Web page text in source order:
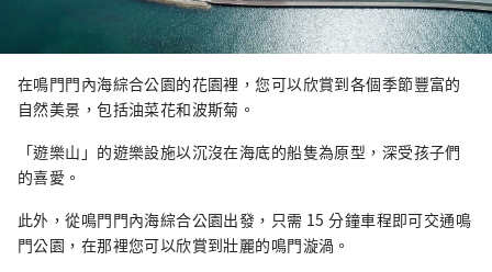
在鳴門門內海綜合公園的花園裡，您可以欣賞到各個季節豐富的
自然美景，包括油菜花和波斯菊。
「遊樂山」的遊樂設施以沉沒在海底的船隻為原型，深受孩子們
的喜愛。
此外，從鳴門門內海綜合公園出發，只需 15 分鐘車程即可交通鳴
門公園，在那裡您可以欣賞到壯麗的鳴門漩渦。